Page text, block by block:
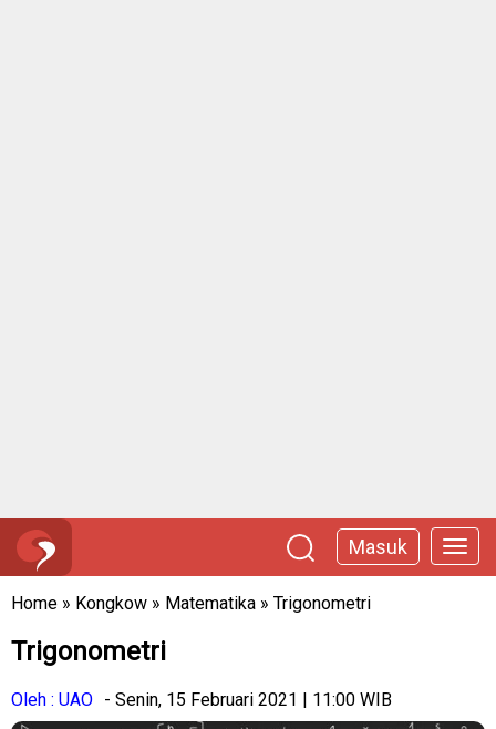
Masuk
Home » Kongkow » Matematika » Trigonometri
Trigonometri
Oleh : UAO - Senin, 15 Februari 2021 | 11:00 WIB